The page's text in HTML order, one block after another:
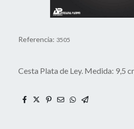
Referencia: 3505
Cesta Plata de Ley. Medida: 9,5